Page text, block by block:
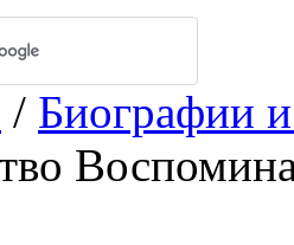
/ Биографии